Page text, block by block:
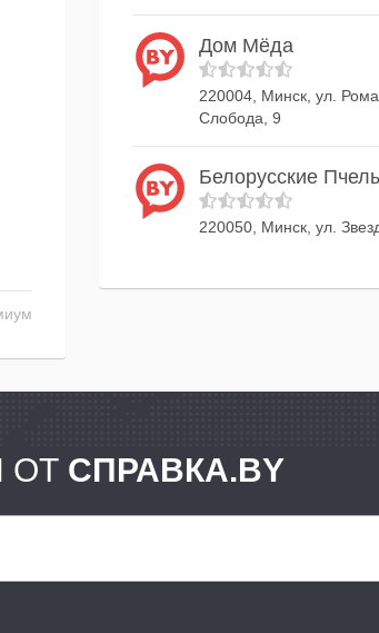
Дом Мёда
220004, Минск, ул.
Слобода, 9
Белорусские
220050, Минск, ул.
ОТ СПРАВКА.BY